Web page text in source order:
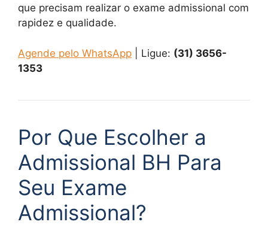
que precisam realizar o exame admissional com
rapidez e qualidade.
Agende pelo WhatsApp | Ligue: (31) 3656-
1353
Por Que Escolher a
Admissional BH Para
Seu Exame
Admissional?